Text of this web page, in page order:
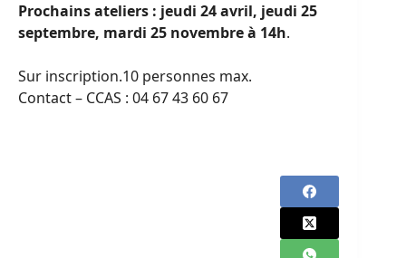
Prochains ateliers : jeudi 24 avril, jeudi 25
septembre, mardi 25 novembreà 14h.
Sur inscription.10 personnes max.
Contact – CCAS : 04 67 43 60 67